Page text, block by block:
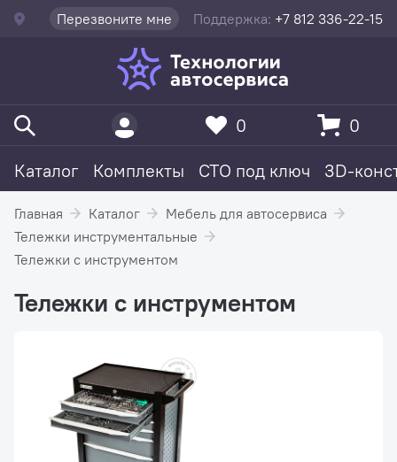
Перезвоните мне Поддержка: +7 812 336-22-15
Каталог Комплекты СТО под ключ 3D-
0 0
Главная Каталог
Мебель для автосервиса
Тележки инструментальные
Тележки с инструментом
Тележки с инструментом